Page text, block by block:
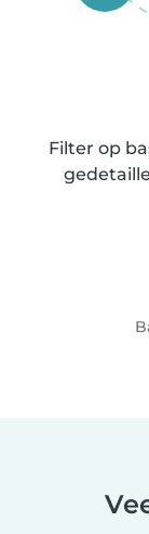
Filter op